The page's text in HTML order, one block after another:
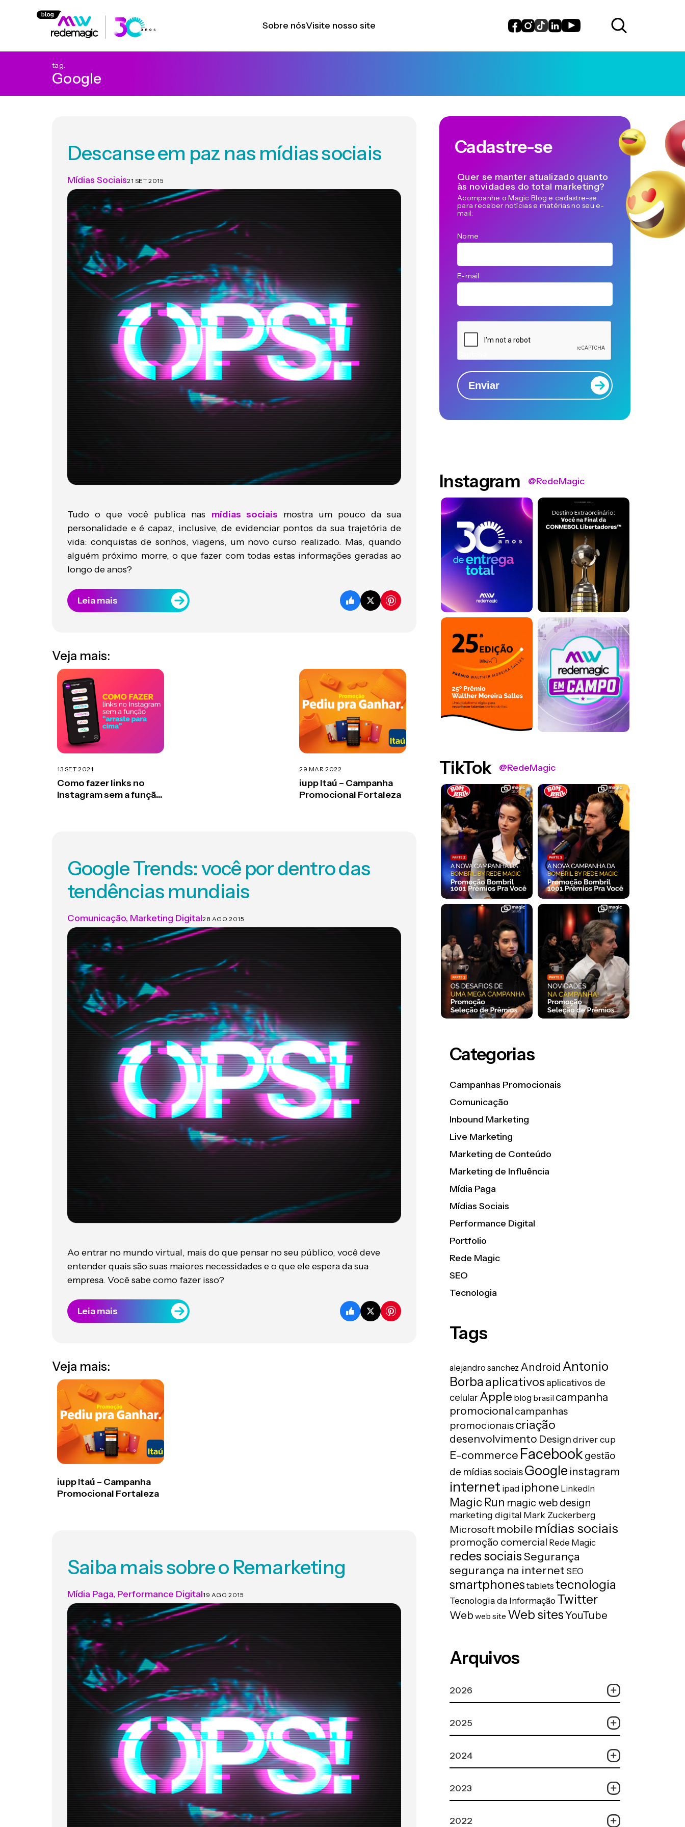
Sobre nósVisite nosso site
tag:
Google
Descanse em paz nas mídias sociais
Mídias Sociais21 SET 2015
Tudo o que você publica nas mídias sociais mostra um pouco da sua
personalidade e é capaz, inclusive, de evidenciar pontos da sua trajetória de
vida: conquistas de sonhos, viagens, um novo curso realizado. Mas, quando
alguém próximo morre, o que fazer com todas estas informações geradas ao
longo de anos?
Leia mais
Veja mais:
13 SET 2021
Como fazer links no
Instagram sem a função
29 MAR 2022
iupp Itaú – Campanha
Promocional Fortaleza
Google Trends: você por dentro das
tendências mundiais
Comunicação, Marketing Digital28 AGO 2015
Ao entrar no mundo virtual, mais do que pensar no seu público, você deve
entender quais são suas maiores necessidades e o que ele espera da sua
empresa. Você sabe como fazer isso?
Leia mais
Veja mais:
iupp Itaú – Campanha
Promocional Fortaleza
Saiba mais sobre o Remarketing
Mídia Paga, Performance Digital19 AGO 2015
Cadastre-se
Quer se manter atualizado quanto
às novidades do total marketing?
Acompanhe o Magic Blog e cadastre-se
para receber notícias e matérias no seu e-
mail:
Nome
E-mail
Enviar
Instagram @RedeMagic
TikTok @RedeMagic
Categorias
Campanhas Promocionais
Comunicação
Inbound Marketing
Live Marketing
Marketing de Conteúdo
Marketing de Influência
Mídia Paga
Mídias Sociais
Performance Digital
Portfolio
Rede Magic
SEO
Tecnologia
Tags
alejandro sanchez Android Antonio
Borbaaplicativos aplicativos de
celular Apple blog brasil campanha
promocional campanhas
promocionaiscriação
desenvolvimento Designdriver cup
E-commerce Facebookgestão
de mídias sociaisGoogle instagram
internet ipad iphone LinkedIn
Magic Run magic web design
marketing digital Mark Zuckerberg
Microsoft mobile mídias sociais
promoção comercial Rede Magic
redes sociaisSegurança
segurança na internet SEO
smartphones tablets tecnologia
Tecnologia da InformaçãoTwitter
Web web site Web sitesYouTube
Arquivos
2026
2025
2024
2023
2022